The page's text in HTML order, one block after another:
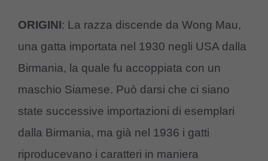
ORIGINI: La razza discende da Wong Mau,
una gatta importata nel 1930 negli USA dalla
Birmania, la quale fu accoppiata con un
maschio Siamese. Può darsi che ci siano
state successive importazioni di esemplari
dalla Birmania, ma già nel 1936 i gatti
riproducevano i caratteri in maniera